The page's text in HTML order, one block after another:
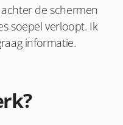
de schermen
soepel verloopt. Ik
informatie.